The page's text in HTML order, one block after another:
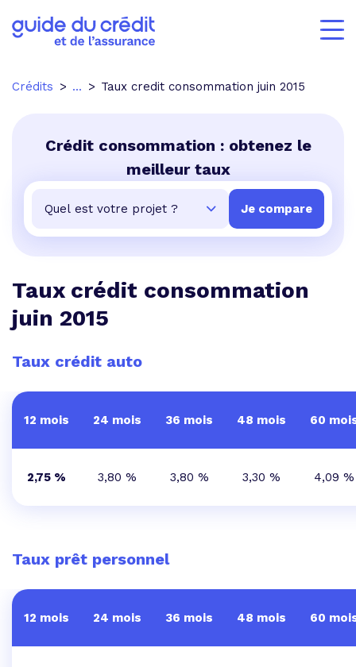
Crédits ... Taux credit consommation juin 2015
Crédit consommation : obtenez le
meilleur taux
Taux crédit consommation
juin 2015
Taux crédit auto
12 mois 24 mois 36 mois 48 mois 60
2,75 % 3,80 % 3,80 % 3,30 % 4,09 %
Taux prêt personnel
12 mois 24 mois 36 mois 48 mois 60